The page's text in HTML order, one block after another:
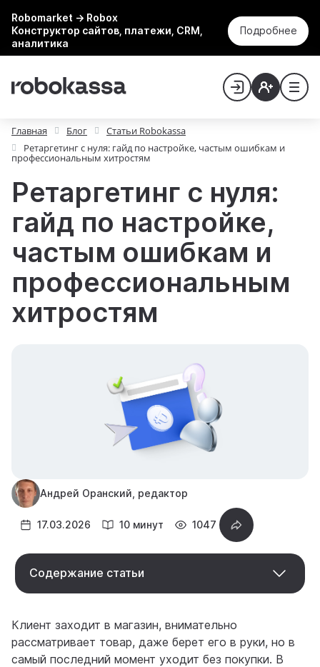
Robomarket → Robox
Конструктор сайтов, платежи, CRM,
аналитика
Подробнее
Главная Блог
Статьи Robokassa
Ретаргетинг с нуля: гайд по настройке, частым ошибкам и
профессиональным хитростям
Ретаргетинг с нуля:
гайд по настройке,
частым ошибкам и
профессиональным
хитростям
Андрей Оранский, редактор
17.03.2026 10 минут 1047
Содержание статьи
Клиент заходит в магазин, внимательно
рассматривает товар, даже берет его в руки, но в
самый последний момент уходит без покупки. В